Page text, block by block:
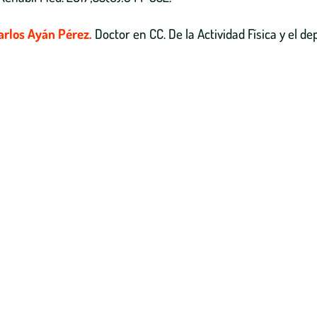
Ayán Pérez. Doctor en CC. De la Actividad Física y el